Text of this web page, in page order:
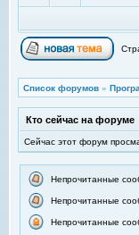
Список форумов »
Кто сейчас на форуме
Сейчас этот форум
Непрочитанные
Непрочитанные
Непрочитанные